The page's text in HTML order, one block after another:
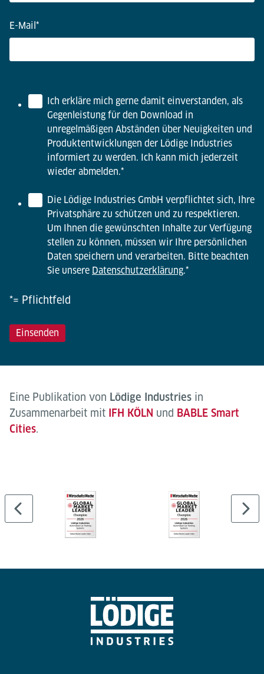
E-Mail *
Ich erkläre mich gerne damit einverstanden, als
Gegenleistung für den Download in
unregelmäßigen Abständen über Neuigkeiten und
Produktentwicklungen der Lödige Industries
informiert zu werden. Ich kann mich jederzeit
wieder abmelden.*
Die Lödige Industries GmbH verpflichtet sich, Ihre
Privatsphäre zu schützen und zu respektieren.
Um Ihnen die gewünschten Inhalte zur Verfügung
stellen zu können, müssen wir Ihre persönlichen
Daten speichern und verarbeiten. Bitte beachten
Sie unsere Datenschutzerklärung.*
*= Pflichtfeld
Eine Publikation von Lödige Industries in
Zusammenarbeit mit IFH KÖLN und BABLE Smart
Cities.